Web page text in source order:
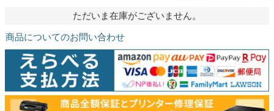
ただいま在庫がございません。
商品についてのお問い合わせ